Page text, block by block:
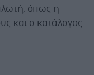
όπως η
και ο κατάλογος